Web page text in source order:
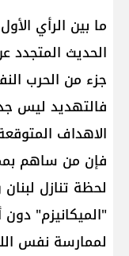
ما بين الرأي
الحديث المتجدد
جزء من الحرب
فالتهديد ليس
الاهداف
فإن من ساهم
لحظة تنازل
"الميكانيزم"
لممارسة نفس